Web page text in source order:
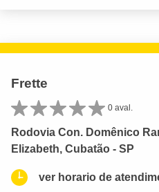
Frette
0 aval.
Rodovia Con. Domênico
Elizabeth, Cubatão - SP
ver horario de